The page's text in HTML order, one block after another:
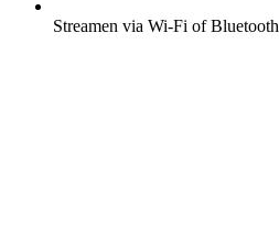
Streamen via Wi-Fi of Bluetooth